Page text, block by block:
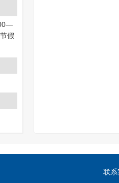
假
联系